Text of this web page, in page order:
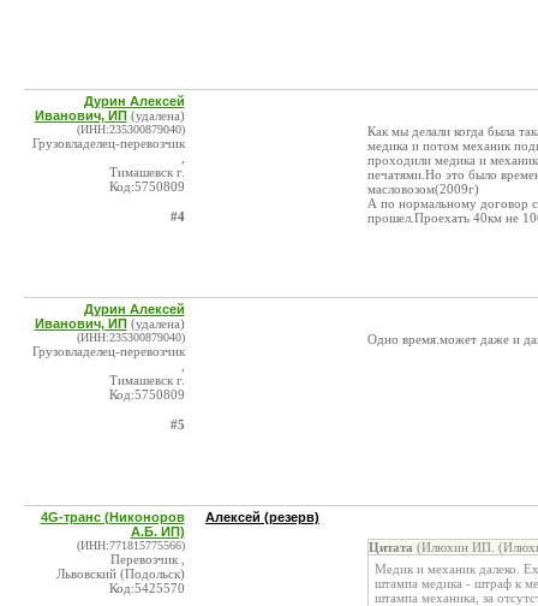
Дурин Алексей
Иванович, ИП (удалена)
(ИНН:235300879040)
Грузовладелец-перевозчик
Тимашевск г.
Код:5750809
#4
Как мы делали когда была
медика и потом механик
проходили медика и
печатями.Но это было
масловозом(2009г)
А по нормальному договор
прошел.Проехать 40км не
Дурин Алексей
Иванович, ИП (удалена)
(ИНН:235300879040)
Грузовладелец-перевозчик
Тимашевск г.
Код:5750809
#5
Одно время.может даже и
4G-транс (Никоноров
А.Б. ИП)
(ИНН:771815775566)
Перевозчик ,
Львовский (Подольск)
Код:5425570
Алексей (резерв)
Цитата (Илюхин ИП.
Медик и механик далеко.
штампа медика - штраф к
штампа механика, за